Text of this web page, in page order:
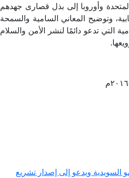
وأوروبا إلى بذل قصارى جهدهم
وتوضيح المعاني السامية والسمحة
التي تدعو دائمًا لنشر الأمن والسلام
السويدية ويدعو إلى إصدار تشريع